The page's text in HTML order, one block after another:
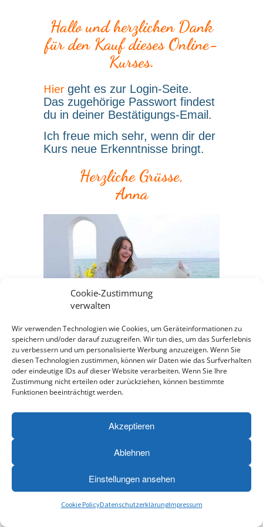
Cookie-Zustimmung
verwalten
Wir verwenden Technologien wie Cookies, um Geräteinformationen zu
speichern und/oder darauf zuzugreifen. Wir tun dies, um das Surferlebnis
zu verbessern und um personalisierte Werbung anzuzeigen. Wenn Sie
diesen Technologien zustimmen, können wir Daten wie das Surfverhalten
oder eindeutige IDs auf dieser Website verarbeiten. Wenn Sie Ihre
Zustimmung nicht erteilen oder zurückziehen, können bestimmte
Funktionen beeinträchtigt werden.
Akzeptieren
Ablehnen
Einstellungen ansehen
Cookie PolicyDatenschutzerklärungImpressum
Hallo und herzlichen Dank
für den Kauf dieses Online-
Kurses.
Hier geht es zur Login-Seite.
Das zugehörige Passwort findest
du in deiner Bestätigungs-Email.
Ich freue mich sehr, wenn dir der
Kurs neue Erkenntnisse bringt.
Herzliche Grüsse,
Anna
Die Abbuchung erfolgt durch
Digistore24.com.